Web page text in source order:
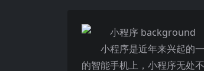
小程序是近年来兴起的
的智能手机上，小程序无处